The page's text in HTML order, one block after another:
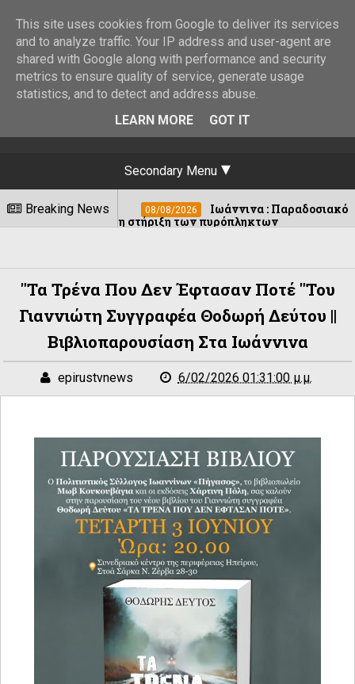
Secondary Menu
Breaking News
08/08/2026 Ιωάννινα : Παραδοσιακό πανηγύρι στο
Ιωάννινα :Ακόμη μία σύλληψη λόγω
"Τα Τρένα Που Δεν Έφτασαν Ποτέ "του
Γιαννιώτη Συγγραφέα Θοδωρή Δεύτου ||
Βιβλιοπαρουσίαση Στα Ιωάννινα
epirustvnews 6/02/2026 01:31:00 μ.μ.
This site uses cookies from Google to deliver its services
and to analyze traffic. Your IP address and user-agent are
shared with Google along with performance and security
metrics to ensure quality of service, generate usage
statistics, and to detect and address abuse.
LEARN MORE
GOT IT